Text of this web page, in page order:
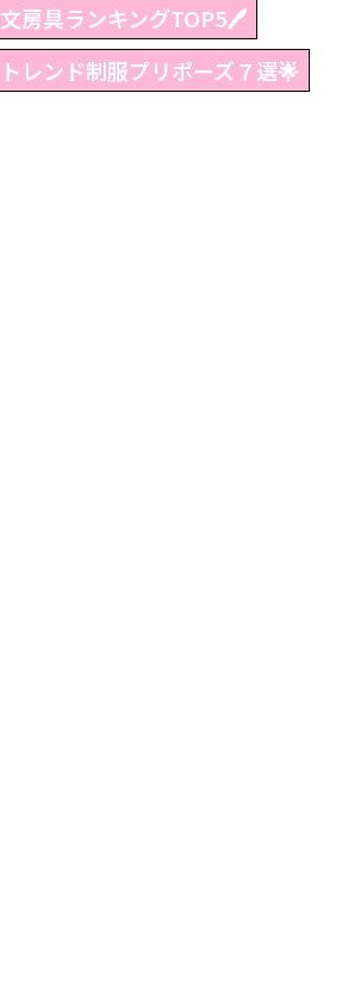
文房具ランキングTOP5🖊
トレンド制服プリポーズ７選🌟